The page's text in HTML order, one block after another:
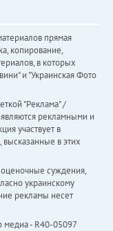
прямая
копирование,
в которых
и "Украинская Фото
"Реклама" /
рекламными и
участвует в
высказанные в этих
оценочные суждения,
украинскому
рекламы несет
медиа - R40-05097